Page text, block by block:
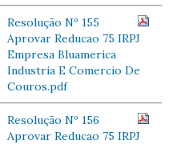
Resolução Nº 155
Aprovar Reducao 75 IRPJ
Empresa Bluamerica
Industria E Comercio De
Couros.pdf
Resolução Nº 156
Aprovar Reducao 75 IRPJ